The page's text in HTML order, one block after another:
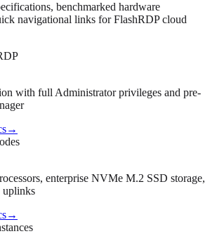
benchmarked hardware
navigational links for FlashRDP cloud
with full Administrator privileges and pre-
→
enterprise NVMe M.2 SSD storage,
uplinks
→